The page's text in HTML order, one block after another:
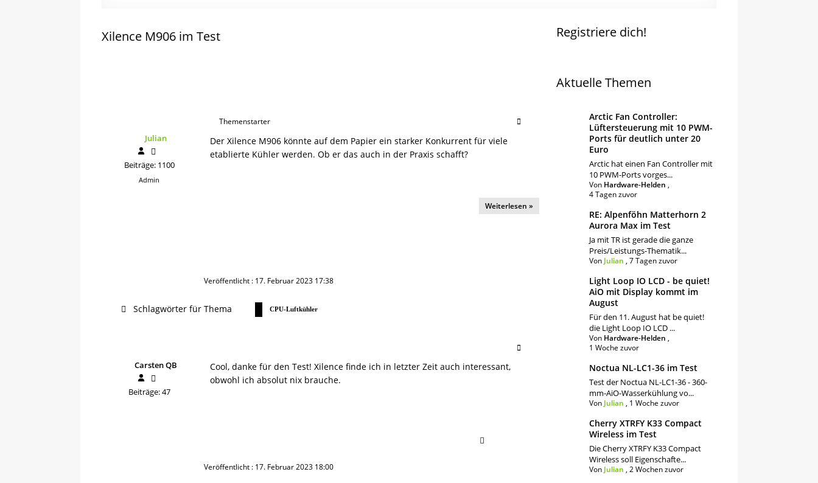
Xilence M906 im Test
Julian
Beiträge: 1100
Admin
Themenstarter
Der Xilence M906 könnte auf dem Papier ein starker Konkurrent für viele
etablierte Kühler werden. Ob er das auch in der Praxis schafft?
Weiterlesen »
Veröffentlicht : 17. Februar 2023 17:38
Schlagwörter für Thema CPU-Luftkühler
Carsten QB
Beiträge: 47
Cool, danke für den Test! Xilence finde ich in letzter Zeit auch interessant,
obwohl ich absolut nix brauche.
Veröffentlicht : 17. Februar 2023 18:00
Registriere dich!
Aktuelle Themen
Arctic Fan Controller:
Lüftersteuerung mit 10 PWM-
Ports für deutlich unter 20
Euro
Arctic hat einen Fan Controller mit
10 PWM-Ports vorges...
Von Hardware-Helden ,
4 Tagen zuvor
RE: Alpenföhn Matterhorn 2
Aurora Max im Test
Ja mit TR ist gerade die ganze
Preis/Leistungs-Thematik...
Von Julian , 7 Tagen zuvor
Light Loop IO LCD - be quiet!
AiO mit Display kommt im
August
Für den 11. August hat be quiet!
die Light Loop IO LCD ...
Von Hardware-Helden ,
1 Woche zuvor
Noctua NL-LC1-36 im Test
Test der Noctua NL-LC1-36 - 360-
mm-AiO-Wasserkühlung vo...
Von Julian , 1 Woche zuvor
Cherry XTRFY K33 Compact
Wireless im Test
Die Cherry XTRFY K33 Compact
Wireless soll Eigenschafte...
Von Julian , 2 Wochen zuvor